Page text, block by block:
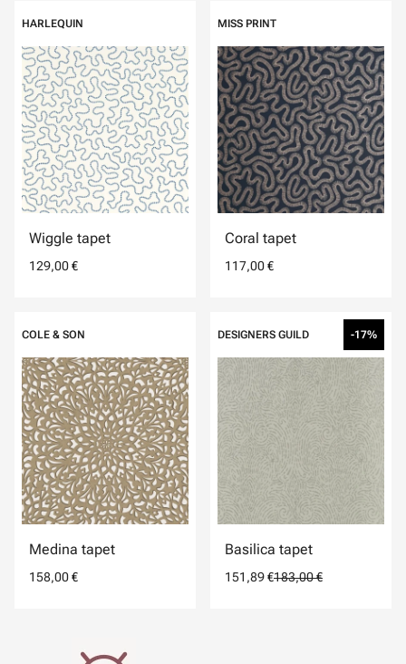
HARLEQUIN
Wiggle tapet
129,00 €
MISS PRINT
Coral tapet
117,00 €
COLE & SON
Medina tapet
158,00 €
DESIGNERS GUILD -17%
Basilica tapet
151,89 €183,00 €